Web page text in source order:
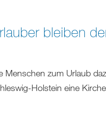
bleiben
Menschen zum Urlaub
Holstein eine